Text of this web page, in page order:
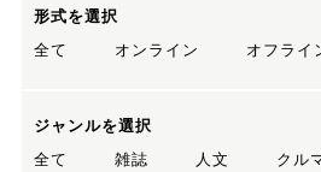
形式を選択
全て
オンライン オフライ
ジャンルを選択
全て
雑誌 人文
クル